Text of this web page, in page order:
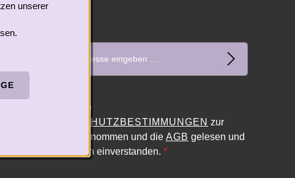
Ich habe die
DATENSCHUTZBESTIMMUNGEN zur
Kenntnis genommen und die AGB gelesen und
bin mit ihnen einverstanden. *
unserer